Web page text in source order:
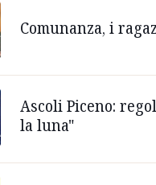
Comunanza, i
Ascoli Piceno:
la luna"